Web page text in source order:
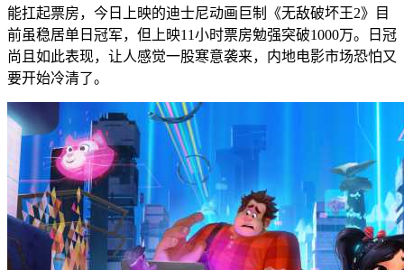
能扛起票房，今日上映的迪士尼动画巨制《无敌破坏王2》目
前虽稳居单日冠军，但上映11小时票房勉强突破1000万。日冠
尚且如此表现，让人感觉一股寒意袭来，内地电影市场恐怕又
要开始冷清了。